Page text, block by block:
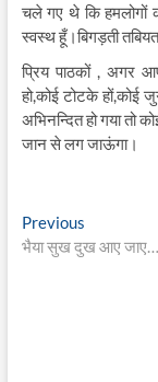
चले गए थे कि हमलोगों
स्वस्थ हूँ।बिगड़ती
प्रिय पाठकों , अगर
हो,कोई टोटके हों,कोई
अभिनन्दित हो गया तो
जान से लग जाऊंगा।
Post
navigation
PreviousPrevious
post:
भैया सुख दुख आए